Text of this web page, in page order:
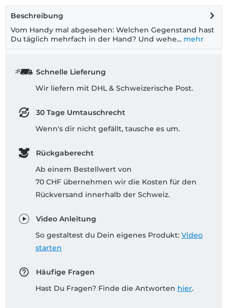
Beschreibung
Vom Handy mal abgesehen: Welchen Gegenstand hast
Du täglich mehrfach in der Hand? Und wehe... mehr
Schnelle Lieferung
Wir liefern mit DHL & Schweizerische Post.
30 Tage Umtauschrecht
Wenn's dir nicht gefällt, tausche es um.
Rückgaberecht
Ab einem Bestellwert von
70 CHF übernehmen wir die Kosten für den
Rückversand innerhalb der Schweiz.
Video Anleitung
So gestaltest du Dein eigenes Produkt: Video
starten
Häufige Fragen
Hast Du Fragen? Finde die Antworten hier.